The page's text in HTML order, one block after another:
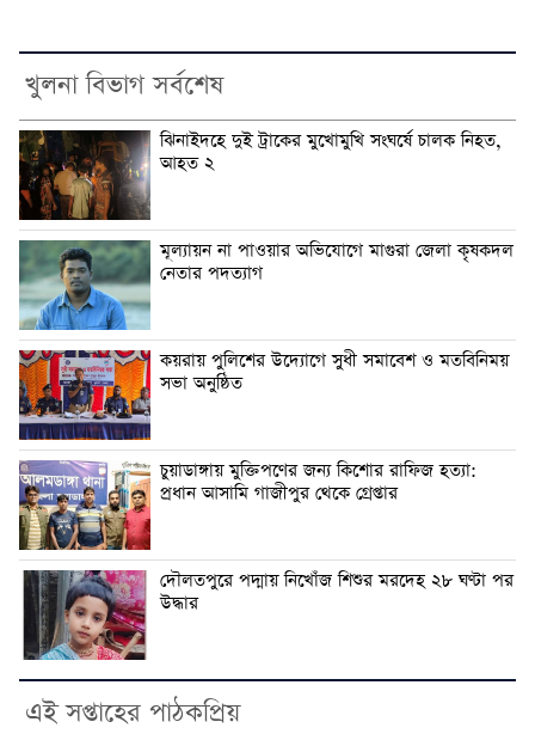
খুলনা বিভাগ সর্বশেষ
ঝিনাইদহে দুই ট্রাকের মুখোমুখি সংঘর্ষে চালক নিহত,
আহত ২
মূল্যায়ন না পাওয়ার অভিযোগে মাগুরা জেলা কৃষকদল
নেতার পদত্যাগ
কয়রায় পুলিশের উদ্যোগে সুধী সমাবেশ ও মতবিনিময়
সভা অনুষ্ঠিত
চুয়াডাঙ্গায় মুক্তিপণের জন্য কিশোর রাফিজ হত্যা:
প্রধান আসামি গাজীপুর থেকে গ্রেপ্তার
দৌলতপুরে পদ্মায় নিখোঁজ শিশুর মরদেহ ২৮ ঘণ্টা পর
উদ্ধার
এই সপ্তাহের পাঠকপ্রিয়